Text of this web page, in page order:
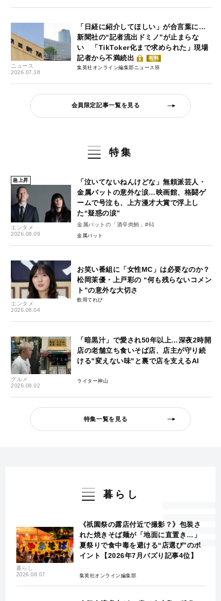
ニュース
2026.07.18
「日経に紹介してほしい」が合言葉に…
新聞社の“記者流出ドミノ”が止まらな
い 「TikToker化まで求められた」現場
記者から不満続出
有料
集英社オンライン編集部ニュース班
会員限定記事一覧を見る
特集
急上昇
エンタメ
2026.08.09
「泣いてないねんけどな」無頼派芸人・
金属バットの意外な涙…映画館、格闘ゲ
ームで号泣も、上方漫才大賞で浮上し
た“疑惑の涙”
金属バットの「酒辛肉鮪」#61
金属バット
エンタメ
2026.08.04
お笑い番組に「女性MC」は必要なのか？
松岡茉優・上戸彩の “何も残らないコメン
ト”の意外な大切さ
飲用てれび
グルメ
2026.08.02
「暗黒汁」で愛され50年以上…深夜2時開
店の老舗立ち食いそば店、店主が守り続
ける"変えない味"と裏で店を支えるAI
ライター神山
特集一覧を見る
暮らし
暮らし
2026.08.07
《祇園祭の露店付近で撮影？》包装さ
れた焼きそば麺が「地面に直置き…」
夏祭りで食中毒を避ける“店選び”のポ
イント【2026年7月バズり記事4位】
集英社オンライン編集部